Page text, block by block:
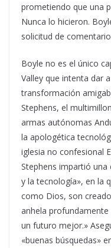
prometiendo que una
Nunca lo hicieron.
solicitud de
Boyle no es el único
Valley que intenta dar
transformación
Stephens, el
armas autónomas
la apologética
iglesia no confesional
Stephens impartió
y la tecnología», en la
como Dios, son
anhela
un futuro mejor.»
«buenas búsquedas»